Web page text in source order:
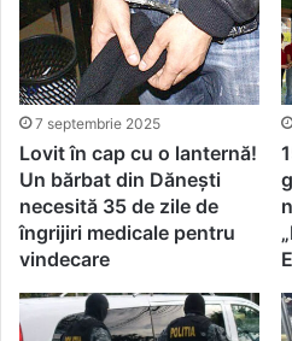
7 septembrie 2025
Lovit în cap cu o lanternă!
Un bărbat din Dănești
necesită 35 de zile de
îngrijiri medicale pentru
vindecare